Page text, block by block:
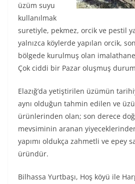
üzüm suyu
kullanılmak
suretiyle, pekmez, orcik ve pestil
yalnızca köylerde yapılan orcik,
bölgede kurulmuş olan
Çok ciddi bir Pazar oluşmuş
Elazığ’da yetiştirilen üzümün
aynı olduğun tahmin edilen ve
ürünlerinden olan; son derece
mevsiminin aranan
yapımı oldukça zahmetli ve epey
üründür.
Bilhassa Yurtbaşı, Hoş köyü ile